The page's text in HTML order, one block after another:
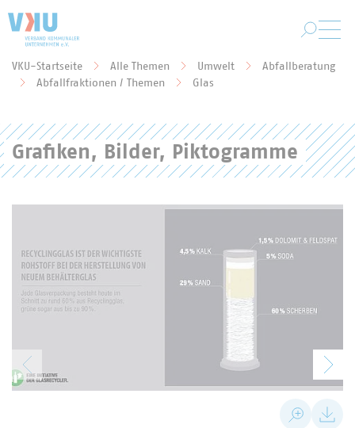
Sie befinden sich hier:
VKU-Startseite Alle Themen Umwelt
Abfallberatung
Abfallfraktionen / Themen
Glas
Grafiken, Bilder, Piktogramme